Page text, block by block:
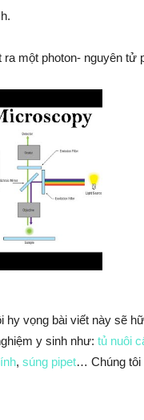
một photon- nguyên tử
hy vọng bài viết này sẽ
y sinh như: tủ nuôi
, súng pipet… Chúng tôi